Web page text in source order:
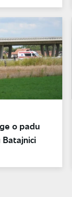
o padu